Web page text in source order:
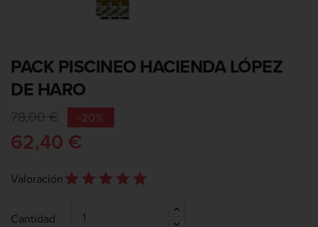
PACK PISCINEO HACIENDA LÓPEZ
DE HARO
78,00 € -20%
62,40 €
Valoraciónstar_outline star_outline star_outline star_outline star_outline
star star star star star
Cantidad